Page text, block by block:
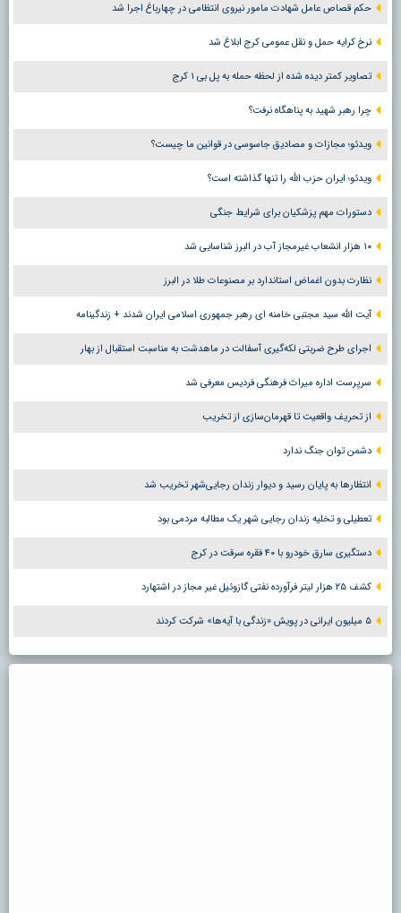
حکم قصاص عامل شهادت مامور نیروی انتظامی در چهارباغ اجرا شد
نرخ کرایه حمل و نقل عمومی کرج ابلاغ شد
تصاویر کمتر دیده شده از لحظه حمله به پل بی ۱ کرج
چرا رهبر شهید به پناهگاه نرفت؟
ویدئو؛ مجازات و مصادیق جاسوسی در قوانین ما چیست؟
ویدئو؛ ایران حزب الله را تنها گذاشته است؟
دستورات مهم پزشکیان برای شرایط جنگی
۱۰ هزار انشعاب غیرمجاز آب در البرز شناسایی شد
نظارت بدون اغماض استاندارد بر مصنوعات طلا در البرز
آیت الله سید مجتبی خامنه ای رهبر جمهوری اسلامی ایران شدند + زندگینامه
اجرای طرح ضربتی لکه‌گیری آسفالت در ماهدشت به مناسبت استقبال از بهار
سرپرست اداره میراث فرهنگی فردیس معرفی شد
از تحریف واقعیت تا قهرمان‌سازی از تخریب
دشمن توان جنگ ندارد
انتظارها به پایان رسید و دیوار زندان رجایی‌شهر تخریب شد
تعطیلی و تخلیه زندان رجایی شهر یک مطالبه مردمی بود
دستگیری سارق خودرو با ۴۰ فقره سرقت در کرج
کشف ۲۵ هزار لیتر فرآورده نفتی گازوئیل غیر مجاز در اشتهارد
۵ میلیون ایرانی در پویش «زندگی با آیه‌ها» شرکت کردند